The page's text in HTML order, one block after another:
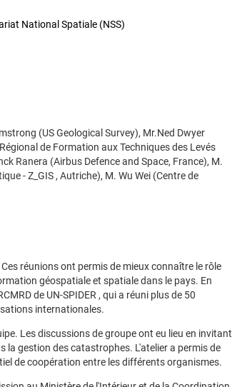
National Spatiale (NSS)
(US Geological Survey), Mr.Ned Dwyer
de Formation aux Techniques des Levés
Ranera (Airbus Defence and Space, France), M.
- Z_GIS , Autriche), M. Wu Wei (Centre de
réunions ont permis de mieux connaître le rôle
géospatiale et spatiale dans le pays. En
de UN-SPIDER , qui a réuni plus de 50
internationales.
Les discussions de groupe ont eu lieu en invitant
la gestion des catastrophes. L'atelier a permis de
de coopération entre les différents organismes.